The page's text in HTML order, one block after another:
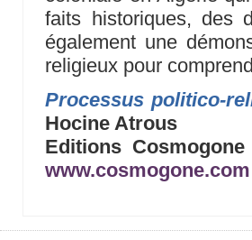
faits historiques, des
également une
religieux pour
Processus politico-
Hocine Atrous
Editions
www.cosmogone.com